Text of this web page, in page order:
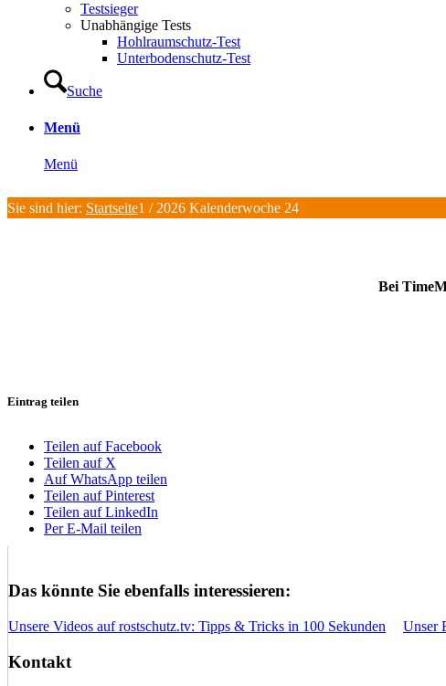
Testsieger
Unabhängige Tests
Hohlraumschutz-Test
Unterbodenschutz-Test
Suche
Menü
Menü
Sie sind hier: Startseite1 / 2026 Kalenderwoche 24
Bei
Eintrag teilen
Teilen auf Facebook
Teilen auf X
Auf WhatsApp teilen
Teilen auf Pinterest
Teilen auf LinkedIn
Per E-Mail teilen
Das könnte Sie ebenfalls interessieren:
Unsere Videos auf rostschutz.tv: Tipps & Tricks in 100 Sekunden Unser
Kontakt